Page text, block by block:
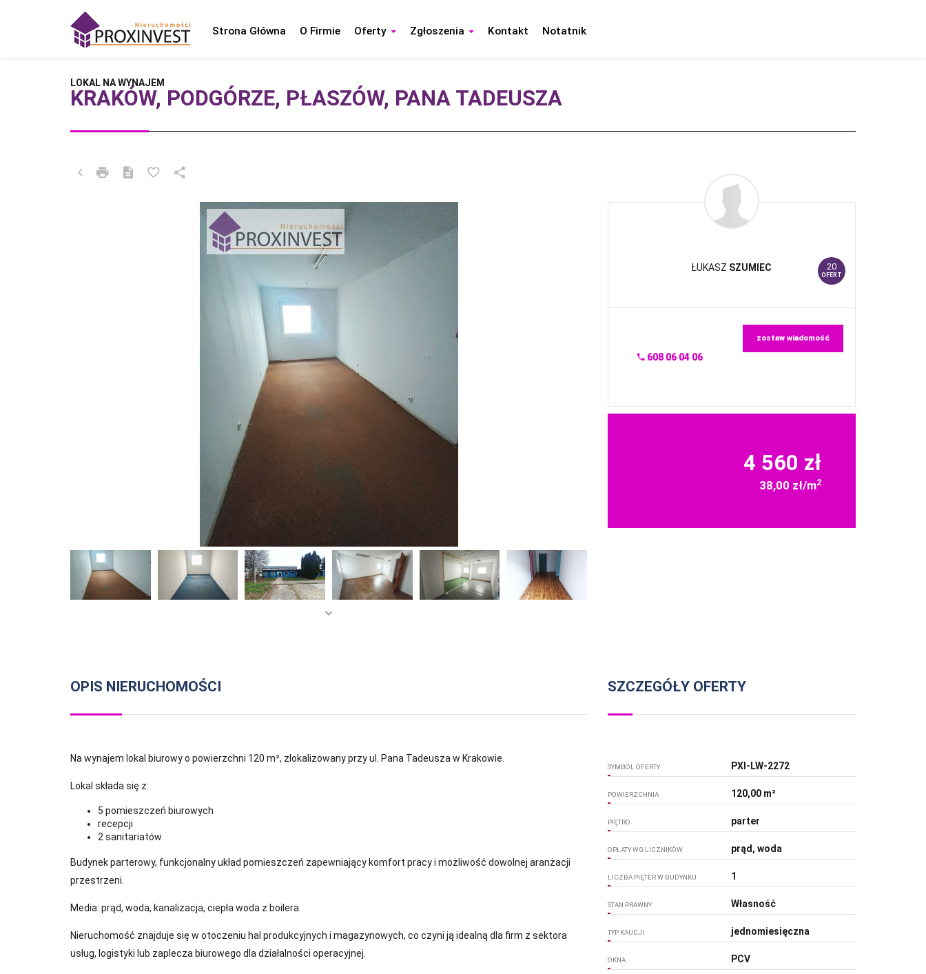
Strona Główna O Firmie Oferty Zgłoszenia Kontakt Notatnik
KRAKÓW, PODGÓRZE, PŁASZÓW, PANA TADEUSZA
LOKAL NA WYNAJEM
20
OFERT
ŁUKASZ SZUMIEC
608 06 04 06
zostaw wiadomość
4 560 zł
38,00 zł/m2
OPIS NIERUCHOMOŚCI
Na wynajem lokal biurowy o powierzchni 120 m², zlokalizowany przy ul. Pana Tadeusza w Krakowie.
Lokal składa się z:
5 pomieszczeń biurowych
recepcji
2 sanitariatów
Budynek parterowy, funkcjonalny układ pomieszczeń zapewniający komfort pracy i możliwość dowolnej aranżacji
przestrzeni.
Media: prąd, woda, kanalizacja, ciepła woda z boilera.
Nieruchomość znajduje się w otoczeniu hal produkcyjnych i magazynowych, co czyni ją idealną dla firm z sektora
usług, logistyki lub zaplecza biurowego dla działalności operacyjnej.
SZCZEGÓŁY OFERTY
SYMBOL OFERTY PXI-LW-2272
POWIERZCHNIA 120,00 m²
PIĘTRO parter
OPŁATY WG LICZNIKÓW prąd, woda
LICZBA PIĘTER W BUDYNKU 1
STAN PRAWNY Własność
TYP KAUCJI jednomiesięczna
OKNA PCV